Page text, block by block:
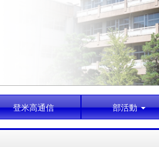
登米高通信 部活動